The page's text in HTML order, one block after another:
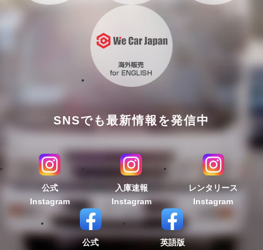
SNSでも最新情報を発信中
公式
Instagram
入庫速報
Instagram
レンタリース
Instagram
公式
英語版